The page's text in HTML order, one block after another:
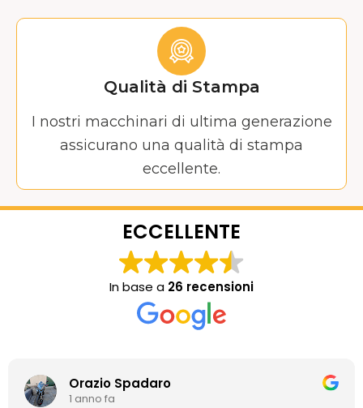
Qualità di Stampa
I nostri macchinari di ultima generazione
assicurano una qualità di stampa
eccellente.
ECCELLENTE
In base a 26 recensioni
Orazio Spadaro
1 anno fa